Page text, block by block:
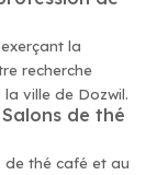
la
recherche
ville de Dozwil.
de thé
de thé café et au